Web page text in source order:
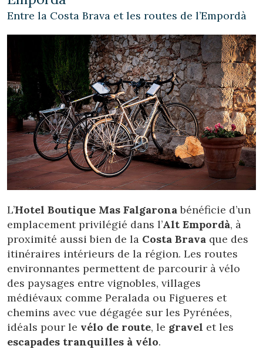
Entre la Costa Brava et les routes de l’Empordà
L’Hotel Boutique Mas Falgarona bénéficie d’un
emplacement privilégié dans l’Alt Empordà, à
proximité aussi bien de la Costa Brava que des
itinéraires intérieurs de la région. Les routes
environnantes permettent de parcourir à vélo
des paysages entre vignobles, villages
médiévaux comme Peralada ou Figueres et
chemins avec vue dégagée sur les Pyrénées,
idéals pour le vélo de route, le gravel et les
escapades tranquilles à vélo.